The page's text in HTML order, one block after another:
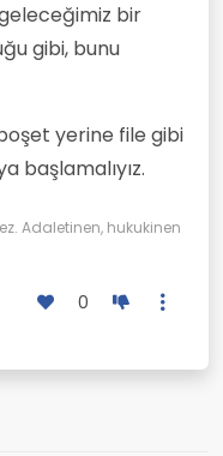
bir
gibi, bunu
yerine file gibi
başlamalıyız.
Adaletinen, hukukinen
0